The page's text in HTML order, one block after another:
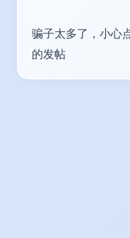
骗子太多了，小心
的发帖